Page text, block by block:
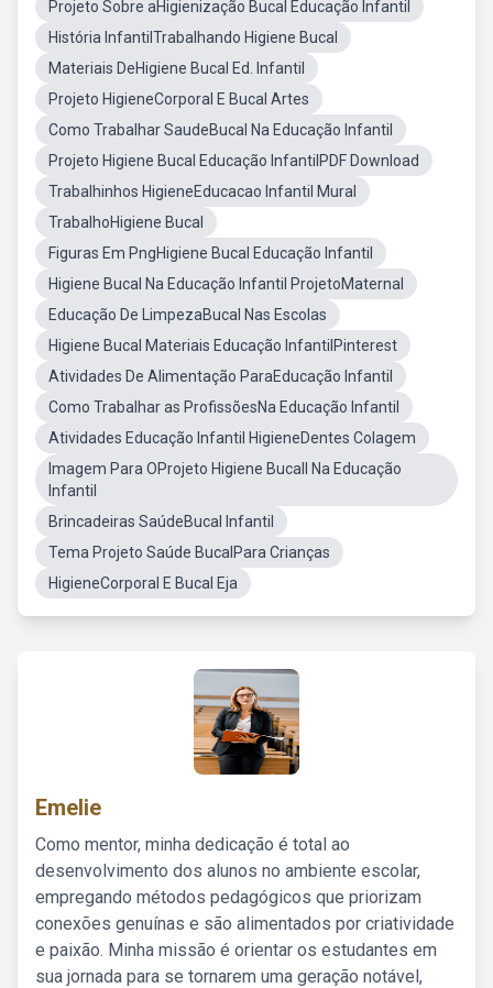
Projeto Sobre aHigienização Bucal Educação Infantil
História InfantilTrabalhando Higiene Bucal
Materiais DeHigiene Bucal Ed. Infantil
Projeto HigieneCorporal E Bucal Artes
Como Trabalhar SaudeBucal Na Educação Infantil
Projeto Higiene Bucal Educação InfantilPDF Download
Trabalhinhos HigieneEducacao Infantil Mural
TrabalhoHigiene Bucal
Figuras Em PngHigiene Bucal Educação Infantil
Higiene Bucal Na Educação Infantil ProjetoMaternal
Educação De LimpezaBucal Nas Escolas
Higiene Bucal Materiais Educação InfantilPinterest
Atividades De Alimentação ParaEducação Infantil
Como Trabalhar as ProfissõesNa Educação Infantil
Atividades Educação Infantil HigieneDentes Colagem
Imagem Para OProjeto Higiene Bucall Na Educação
Infantil
Brincadeiras SaúdeBucal Infantil
Tema Projeto Saúde BucalPara Crianças
HigieneCorporal E Bucal Eja
Emelie
Como mentor, minha dedicação é total ao
desenvolvimento dos alunos no ambiente escolar,
empregando métodos pedagógicos que priorizam
conexões genuínas e são alimentados por criatividade
e paixão. Minha missão é orientar os estudantes em
sua jornada para se tornarem uma geração notável,